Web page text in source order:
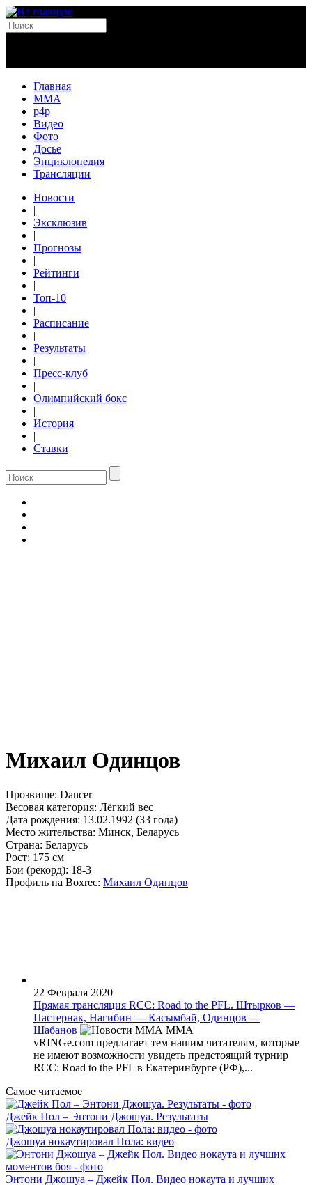
Главная
MMA
p4p
Видео
Фото
Досье
Энциклопедия
Трансляции
Новости
|
Эксклюзив
|
Прогнозы
|
Рейтинги
|
Топ-10
|
Расписание
|
Результаты
|
Пресс-клуб
|
Олимпийский бокс
|
История
|
Ставки
Михаил Одинцов
Прозвище: Dancer
Весовая категория: Лёгкий вес
Дата рождения: 13.02.1992 (33 года)
Место жительства: Минск, Беларусь
Страна: Беларусь
Рост: 175 см
Бои (рекорд): 18-3
Профиль на Boxrec: Михаил Одинцов
22 Февраля 2020
Прямая трансляция RCC: Road to the PFL. Штырков —
Пастернак, Нагибин — Касымбай, Одинцов —
Шабанов
MMA
vRINGe.com предлагает тем нашим читателям, которые
не имеют возможности увидеть предстоящий турнир
RCC: Road to the PFL в Екатеринбурге (РФ),...
Самое читаемое
Джейк Пол – Энтони Джошуа. Результаты
Джошуа нокаутировал Пола: видео
Энтони Джошуа – Джейк Пол. Видео нокаута и лучших